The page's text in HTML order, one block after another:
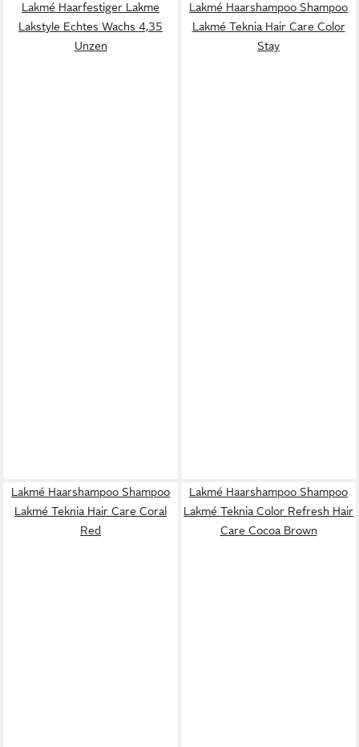
Lakmé Haarfestiger Lakme
Lakstyle Echtes Wachs 4,35
Unzen
Lakmé Haarshampoo Shampoo
Lakmé Teknia Hair Care Color
Stay
Lakmé Haarshampoo Shampoo
Lakmé Teknia Hair Care Coral
Red
Lakmé Haarshampoo Shampoo
Lakmé Teknia Color Refresh Hair
Care Cocoa Brown